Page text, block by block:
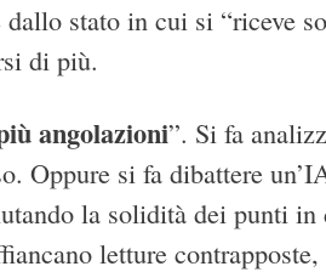
stato in cui si “riceve
di più.
angolazioni”. Si fa
Oppure si fa dibattere
la solidità dei punti
letture